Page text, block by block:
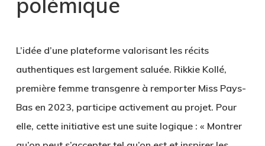
L’idée d’une plateforme valorisant les récits
authentiques est largement saluée. Rikkie Kollé,
première femme transgenre à remporter Miss Pays-
Bas en 2023, participe activement au projet. Pour
elle, cette initiative est une suite logique : « Montrer